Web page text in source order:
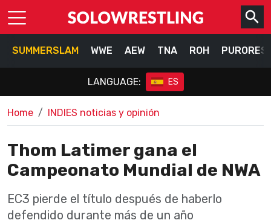
SUMMERSLAM WWE AEW TNA ROH
LANGUAGE: ES
Home INDIES noticias y opinión
Thom Latimer gana el
Campeonato Mundial de NWA
EC3 pierde el título después de haberlo
defendido durante más de un año